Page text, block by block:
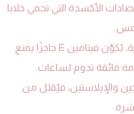
الأكسدة التي تحمي خلايا
بفضل تركيبته الدهنية، يُكوّن فيتامين E حاجزًا يمنع
فائقة تدوم لساعات.
والإيلاستين، فيُقلل من